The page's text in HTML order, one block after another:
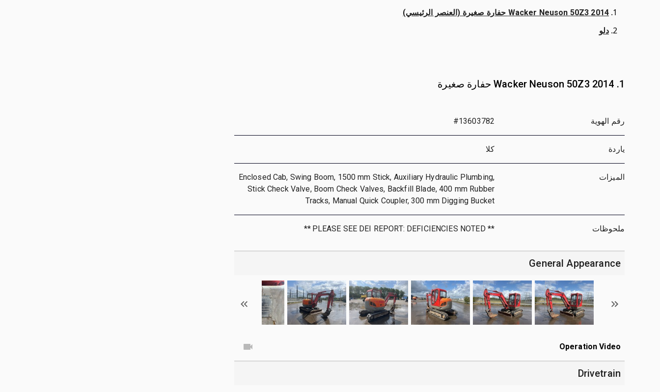
2014 Wacker Neuson 50Z3 حفارة صغيرة (العنصر الرئيسي)
دلو
1. 2014 Wacker Neuson 50Z3 حفارة صغيرة
رقم الهوية #13603782
ياردة كلا
الميزات
Enclosed Cab, Swing Boom, 1500 mm Stick, Auxiliary Hydraulic Plumbing,
Stick Check Valve, Boom Check Valves, Backfill Blade, 400 mm Rubber
Tracks, Manual Quick Coupler, 300 mm Digging Bucket
ملحوظات ** PLEASE SEE DEI REPORT: DEFICIENCIES NOTED **
General Appearance
Operation Video
Drivetrain